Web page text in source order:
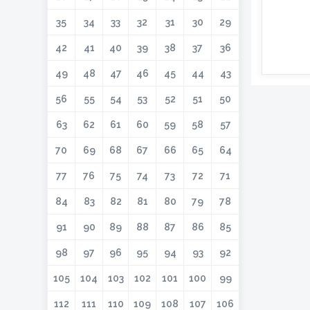
29
30
31
32
33
34
35
36
37
38
39
40
41
42
43
44
45
46
47
48
49
50
51
52
53
54
55
56
57
58
59
60
61
62
63
64
65
66
67
68
69
70
71
72
73
74
75
76
77
78
79
80
81
82
83
84
85
86
87
88
89
90
91
92
93
94
95
96
97
98
99
100
101
102
103
104
105
106
107
108
109
110
111
112